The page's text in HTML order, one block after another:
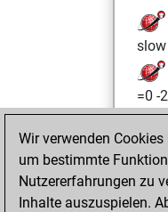
=0 -
Wir verwenden
um bestimmte
Nutzererfahrungen zu
Inhalte auszuspielen.